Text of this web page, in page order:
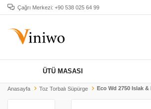
Çağrı Merkezi: +90 538 025 64 99
ÜTÜ MASASI
Anasayfa Toz Torbalı Süpürge Eco Wd 2750 Islak